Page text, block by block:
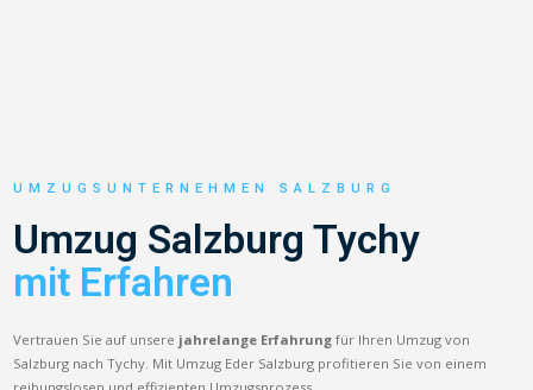
UMZUGSUNTERNEHMEN SALZBURG
Umzug Salzburg Tychy
mit Erfahren
Vertrauen Sie auf unsere jahrelange Erfahrung für Ihren Umzug von
Salzburg nach Tychy. Mit Umzug Eder Salzburg profitieren Sie von einem